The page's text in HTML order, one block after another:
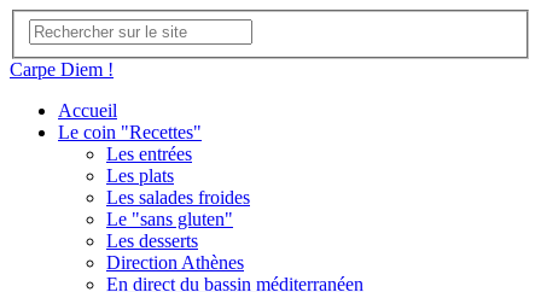
Carpe Diem !
Accueil
Le coin "Recettes"
Les entrées
Les plats
Les salades froides
Le "sans gluten"
Les desserts
Direction Athènes
En direct du bassin méditerranéen